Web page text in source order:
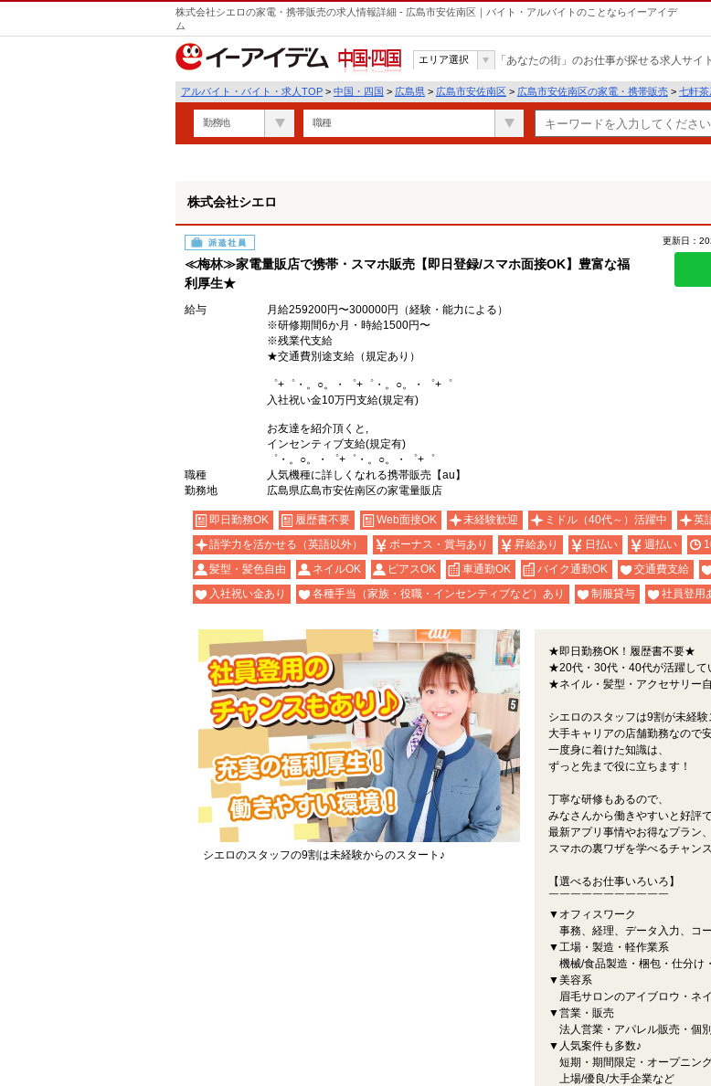
株式会社シエロの家電・携帯販売の求人情報詳細 - 広島市安佐南区｜バイト・アルバイトのことならイーアイデ
ム
中国・四国
エリア選択 「あなたの街」のお仕事が探せる求人サイト
アルバイト・バイト・求人TOP > 中国・四国 > 広島県 > 広島市安佐南区 > 広島市安佐南区の家電・携帯販売 > 七軒茶
勤務地 職種
株式会社シエロ
派遣社員
≪梅林≫家電量販店で携帯・スマホ販売【即日登録/スマホ面接OK】豊富な福
利厚生★
更新日：
給与
月給259200円〜300000円（経験・能力による）
※研修期間6か月・時給1500円〜
※残業代支給
★交通費別途支給（規定あり）
゜+゜・。○。・゜+゜・。○。・゜+゜
入社祝い金10万円支給(規定有)
お友達を紹介頂くと,
インセンティブ支給(規定有)
゜・。○。・゜+゜・。○。・゜+゜
職種
人気機種に詳しくなれる携帯販売【au】
勤務地
広島県広島市安佐南区の家電量販店
即日勤務OK 履歴書不要 Web面接OK 未経験歓迎 ミドル（40代～）活躍中
英
語学力を活かせる（英語以外）
ボーナス・賞与あり 昇給あり 日払い 週払い
髪型・髪色自由
ネイルOK ピアスOK 車通勤OK バイク通勤OK 交通費支給
入社祝い金あり
各種手当（家族・役職・インセンティブなど）あり 制服貸与 社員登用
シエロのスタッフの9割は未経験からのスタート♪
★即日勤務OK！履歴書不要★
★20代・30代・40代が活躍して
★ネイル・髪型・アクセサリー
シエロのスタッフは9割が未経験
大手キャリアの店舗勤務なので
一度身に着けた知識は、
ずっと先まで役に立ちます！
丁寧な研修もあるので、
みなさんから働きやすいと好評
最新アプリ事情やお得なプラン、
スマホの裏ワザを学べるチャン
【選べるお仕事いろいろ】
￣￣￣￣￣￣￣￣￣￣￣
▼オフィスワーク
事務、経理、データ入力、コ
▼工場・製造・軽作業系
機械/食品製造・梱包・仕分け
▼美容系
眉毛サロンのアイブロウ・ネ
▼営業・販売
法人営業・アパレル販売・個
▼人気案件も多数♪
短期・期間限定・オープニン
上場/優良/大手企業など